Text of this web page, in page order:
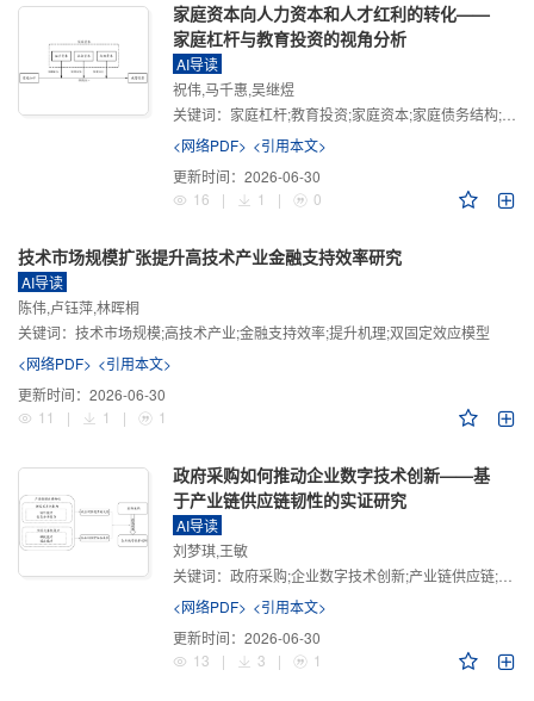
家庭资本向人力资本和人才红利的转化——
家庭杠杆与教育投资的视角分析
AI导读
祝伟,马千惠,吴继煜
关键词： 家庭杠杆;教育投资;家庭资本;家庭债务结构;CHFS
<网络PDF> <引用本文>
更新时间： 2026-06-30
16
| 1 | 0
技术市场规模扩张提升高技术产业金融支持效率研究
AI导读
陈伟,卢钰萍,林晖桐
关键词： 技术市场规模;高技术产业;金融支持效率;提升机理;双固定效应模型
<网络PDF> <引用本文>
更新时间： 2026-06-30
11
| 1 | 1
政府采购如何推动企业数字技术创新——基
于产业链供应链韧性的实证研究
AI导读
刘梦琪,王敏
关键词： 政府采购;企业数字技术创新;产业链供应链;产业链供应链韧性;需求侧财政政策
<网络PDF> <引用本文>
更新时间： 2026-06-30
13
| 3 | 1